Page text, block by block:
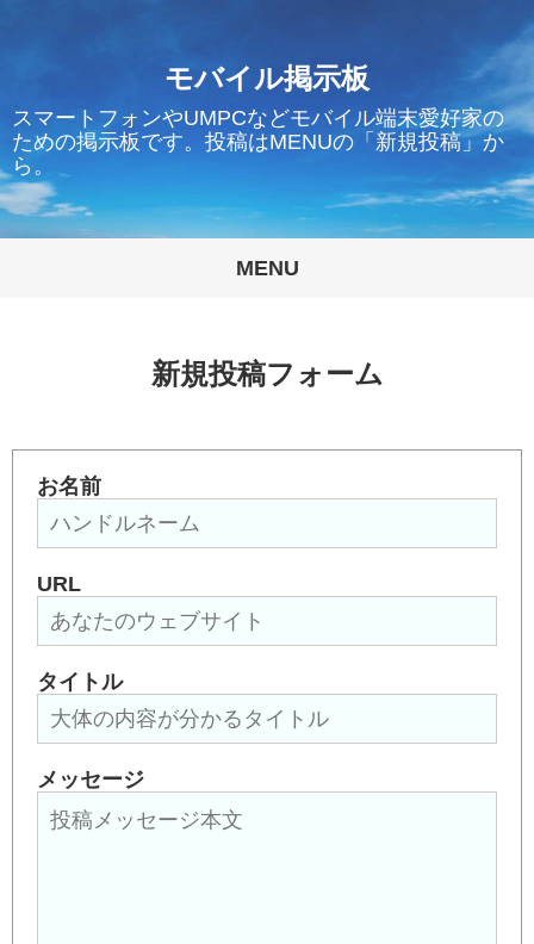
モバイル掲示板
スマートフォンやUMPCなどモバイル端末愛好家の
ための掲示板です。投稿はMENUの「新規投稿」か
ら。
MENU
新規投稿フォーム
お名前
URL
タイトル
メッセージ